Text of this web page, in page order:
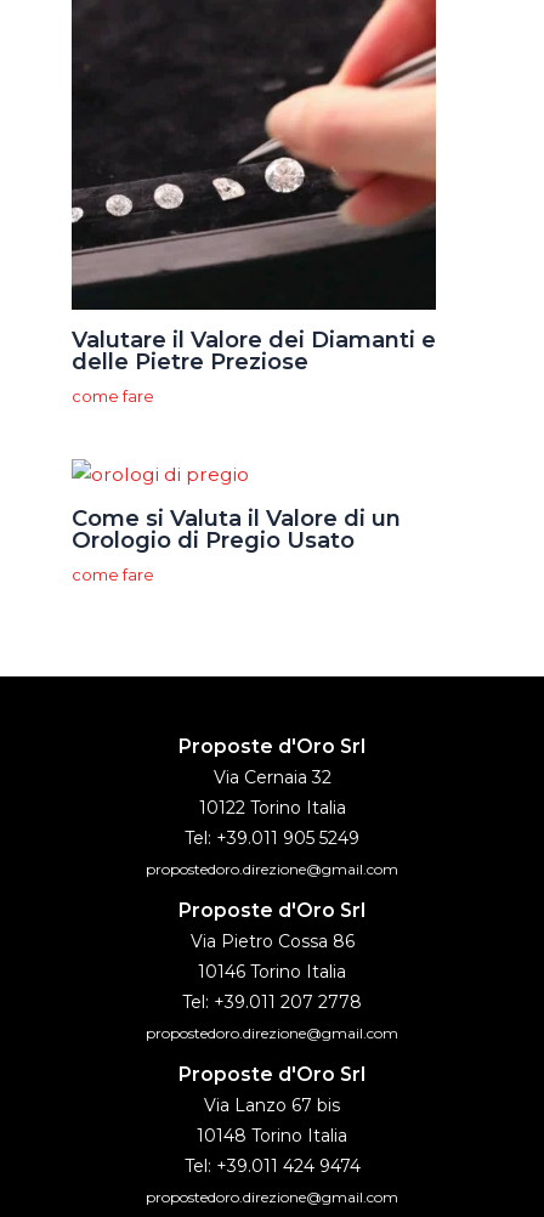
Valutare il Valore dei Diamanti e
delle Pietre Preziose
come fare
Come si Valuta il Valore di un
Orologio di Pregio Usato
come fare
Proposte d'Oro Srl
Via Cernaia 32
10122 Torino Italia
Tel: +39.011 905 5249
propostedoro.direzione@gmail.com
Proposte d'Oro Srl
Via Pietro Cossa 86
10146 Torino Italia
Tel: +39.011 207 2778
propostedoro.direzione@gmail.com
Proposte d'Oro Srl
Via Lanzo 67 bis
10148 Torino Italia
Tel: +39.011 424 9474
propostedoro.direzione@gmail.com